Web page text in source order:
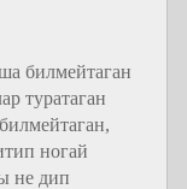
билмейтаган
туратаган
ногай
не дип